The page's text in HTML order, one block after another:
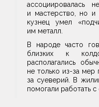
ассоциировалась
и мастерство, но и
кузнец умел
им металл.
В народе часто
близких к
располагались
не только из-за
за суеверий. В
помогали работать с